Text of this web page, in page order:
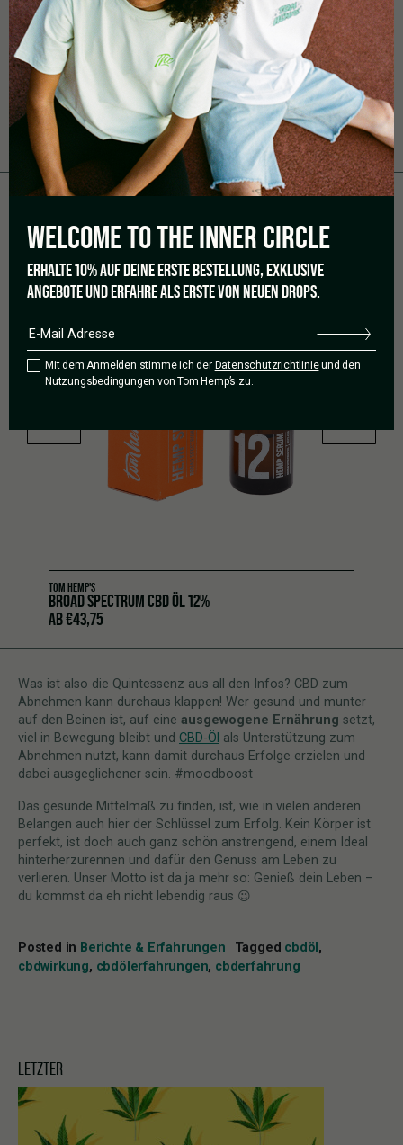
verbrannt. Dementsprechend setzt er dann die
überschüssige Energie in Form von Fett an.
Natürlich gibt es auch diverse
Stoffwechselerkrankungen , die zu starkem
Übergewicht führen. Diese sollten mit entsprechenden
Medikamenten behandelt werden und nicht mit CBD.
TOM HEMP'S
BROAD SPECTRUM CBD ÖL 12%
AB€43,75
Was ist also die Quintessenz aus all den Infos? CBD zum
Abnehmen kann durchaus klappen! Wer gesund und munter
auf den Beinen ist, auf eine ausgewogene Ernährung setzt,
viel in Bewegung bleibt und CBD-Öl als Unterstützung zum
Abnehmen nutzt, kann damit durchaus Erfolge erzielen und
dabei ausgeglichener sein. #moodboost
Das gesunde Mittelmaß zu finden, ist, wie in vielen anderen
Belangen auch hier der Schlüssel zum Erfolg. Kein Körper ist
perfekt, ist doch auch ganz schön anstrengend, einem Ideal
hinterherzurennen und dafür den Genuss am Leben zu
verlieren. Unser Motto ist da ja mehr so: Genieß dein Leben –
du kommst da eh nicht lebendig raus 😉
Posted in Berichte & Erfahrungen Tagged cbdöl ,
cbdwirkung, cbdölerfahrungen, cbderfahrung
LETZTER
WELCOME TO THEINNER CIRCLE
ERHALTE 10% AUF DEINE ERSTE BESTELLUNG, EXKLUSIVE
ANGEBOTE UND ERFAHRE ALS ERSTE VON NEUEN DROPS.
Mit dem Anmelden stimme ich der Datenschutzrichtlinieund den
Nutzungsbedingungen von Tom Hemp’s zu.